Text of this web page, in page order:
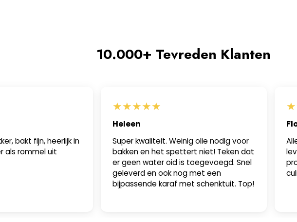
10.000+ Tevreden Klanten
bakt fijn, heerlijk in
als rommel uit
★★★★★
Heleen
Super kwaliteit. Weinig olie nodig voor
bakken en het spettert niet! Teken dat
er geen water oid is toegevoegd. Snel
geleverd en ook nog met een
bijpassende karaf met schenktuit. Top!
★